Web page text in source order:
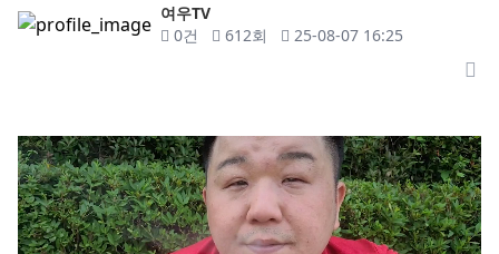
작성자
여우TV
댓글
0건 조회612회 작성일
25-08-07 16:25